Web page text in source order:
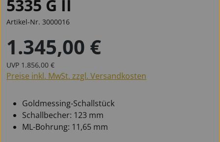
5335 G II
Artikel-Nr. 3000016
Regulärer Preis:
1.345,00 €
UVP Regulärer Preis:
1.856,00 €
Preise inkl. MwSt. zzgl. Versandkosten
Goldmessing-Schallstück
Schallbecher: 123 mm
ML-Bohrung: 11,65 mm